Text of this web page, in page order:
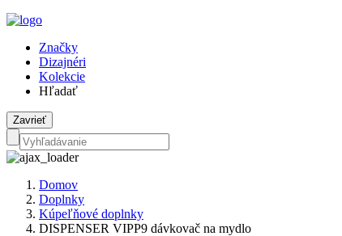
Značky
Dizajnéri
Kolekcie
Hľadať
Zavrieť
Domov
Doplnky
Kúpeľňové doplnky
DISPENSER VIPP9 dávkovač na mydlo